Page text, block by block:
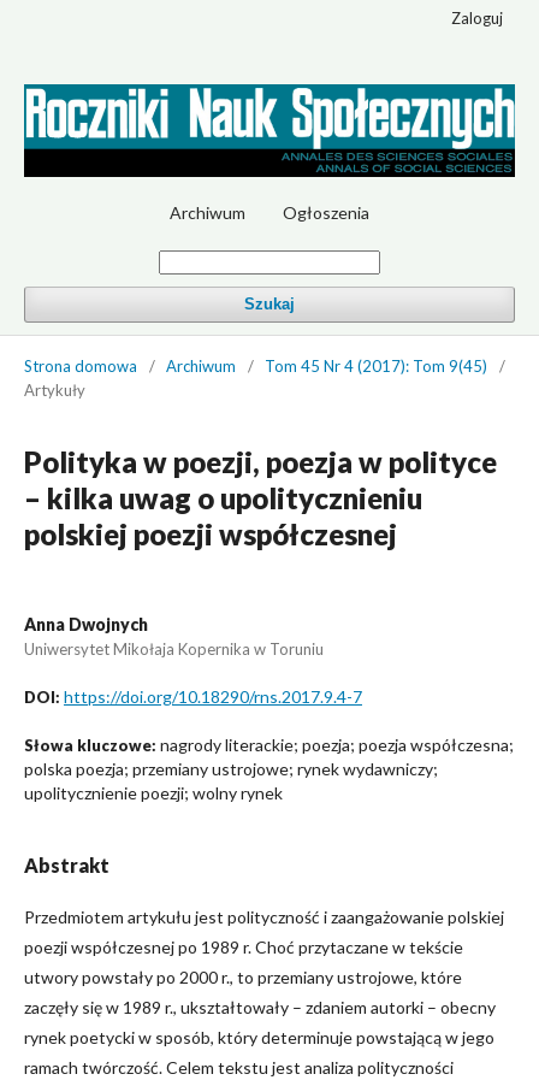
Archiwum Ogłoszenia
Szukaj
Zaloguj
Strona domowa / Archiwum / Tom 45 Nr 4 (2017): Tom 9(45)
/
Artykuły
Polityka w poezji, poezja w polityce
– kilka uwag o upolitycznieniu
polskiej poezji współczesnej
Anna Dwojnych
Uniwersytet Mikołaja Kopernika w Toruniu
DOI: https://doi.org/10.18290/rns.2017.9.4-7
Słowa kluczowe: nagrody literackie; poezja; poezja współczesna;
polska poezja; przemiany ustrojowe; rynek wydawniczy;
upolitycznienie poezji; wolny rynek
Abstrakt
Przedmiotem artykułu jest polityczność i zaangażowanie polskiej
poezji współczesnej po 1989 r. Choć przytaczane w tekście
utwory powstały po 2000 r., to przemiany ustrojowe, które
zaczęły się w 1989 r., ukształtowały – zdaniem autorki – obecny
rynek poetycki w sposób, który determinuje powstającą w jego
ramach twórczość. Celem tekstu jest analiza polityczności